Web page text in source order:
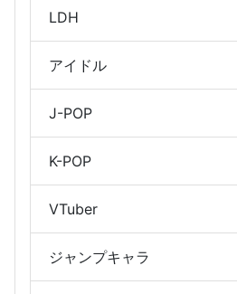
LDH
アイドル
J-POP
K-POP
VTuber
ジャンプキャラ